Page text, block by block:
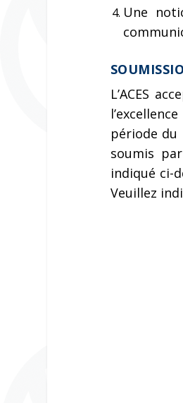
Une
L’ACES
période du
soumis
indiqué ci-
Veuillez